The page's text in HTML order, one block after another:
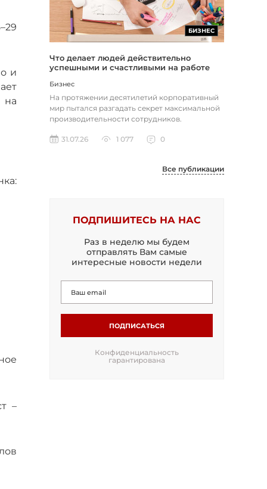
и
на
–
БИЗНЕС
Что делает людей действительно
успешными и счастливыми на работе
Бизнес
На протяжении десятилетий корпоративный
мир пытался разгадать секрет максимальной
производительности сотрудников.
31.07.26
1 077 0
Все публикации
ПОДПИШИТЕСЬ НА НАС
Раз в неделю мы будем
отправлять Вам самые
интересные новости недели
ПОДПИСАТЬСЯ
Конфиденциальность
гарантирована